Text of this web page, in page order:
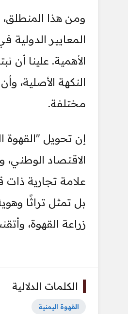
ومن هذا المنطلق،
المعايير الدولية
الأهمية. علينا أن
النكهة الأصلية،
مختلفة.
إن تحويل "القهوة
الاقتصاد
علامة تجارية
بل تمثل تراثًا
زراعة القهوة،
الكلمات الدلالية
القهوة اليمنية